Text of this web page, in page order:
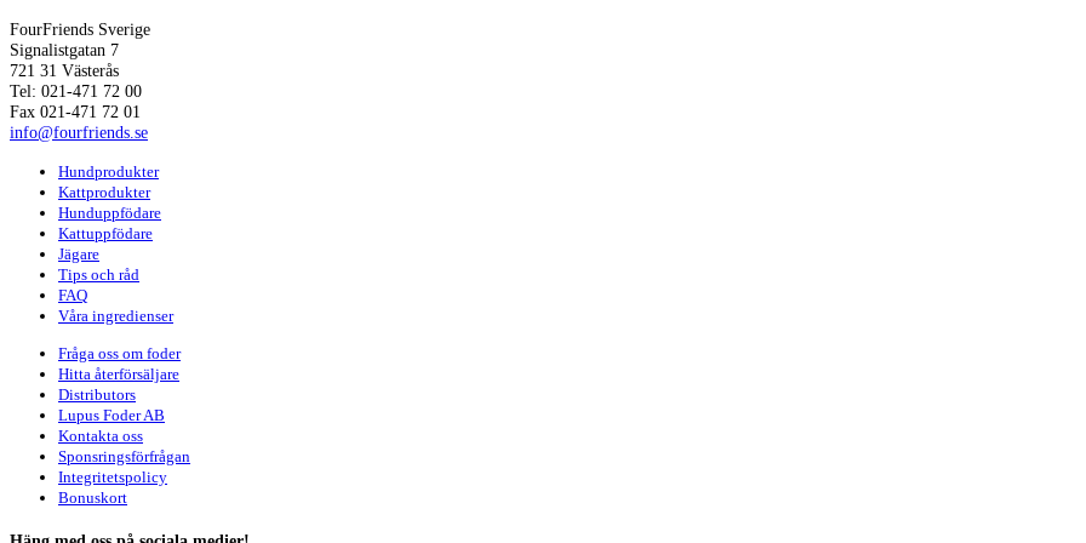
FourFriends Sverige
Signalistgatan 7
721 31 Västerås
Tel: 021-471 72 00
Fax 021-471 72 01
info@fourfriends.se
Hundprodukter
Kattprodukter
Hunduppfödare
Kattuppfödare
Jägare
Tips och råd
FAQ
Våra ingredienser
Fråga oss om foder
Hitta återförsäljare
Distributors
Lupus Foder AB
Kontakta oss
Sponsringsförfrågan
Integritetspolicy
Bonuskort